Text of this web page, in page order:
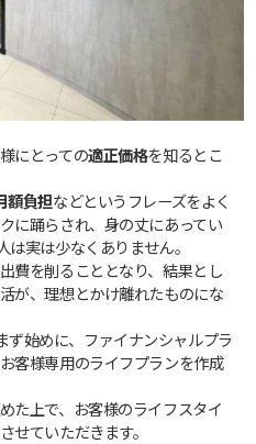
にとっての適正価格を知るとこ
額負担などというフレーズをよく
に踊らされ、身の丈にあってい
実は少なくありません。
費を削ることとなり、結果とし
が、理想とかけ離れたものにな
ず始めに、ファイナンシャルプラ
客様専用のライフプランを作成
た上で、お客様のライフスタイ
せていただきます。